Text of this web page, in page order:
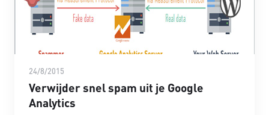
24/8/2015
Verwijder snel spam uit je Google
Analytics